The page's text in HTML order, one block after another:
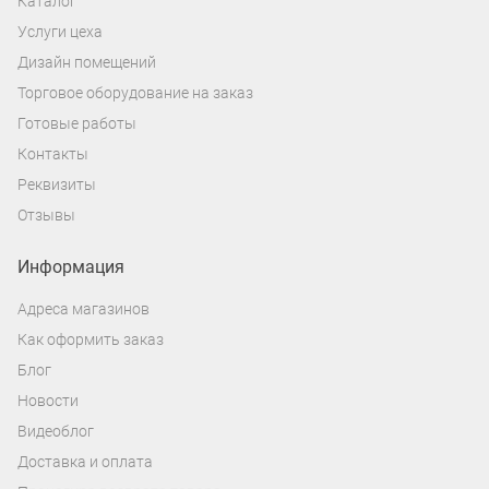
Да, вдвое. 20 кг суммарно может
выдержать паз при использовании
специальных алюминиевых вставок,
укрепляющие пазы в панелях.
декорации, зонирования помещения.
Хотите организовать складское
помещение или небольшой скрытый
Услуги цеха
Дизайн помещений
Торговое оборудование на заказ
Готовые работы
Контакты
Реквизиты
Отзывы
Информация
Адреса магазинов
Как оформить заказ
Блог
Новости
Видеоблог
Доставка и оплата